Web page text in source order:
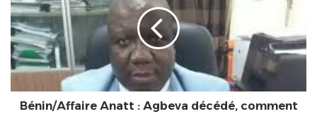
Agbeva
décédé,
comment
le
procès
va
permettre
Bénin/Affaire Anatt : Agbeva décédé, comment